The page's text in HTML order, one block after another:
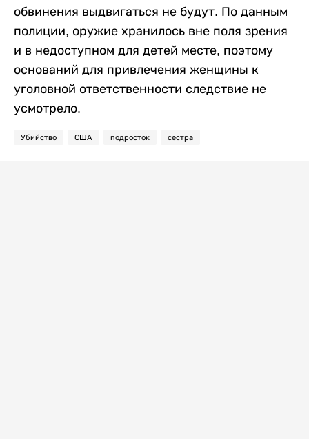
обвинения выдвигаться не будут. По данным
полиции, оружие хранилось вне поля зрения
и в недоступном для детей месте, поэтому
оснований для привлечения женщины к
уголовной ответственности следствие не
усмотрело.
Убийство США подросток сестра